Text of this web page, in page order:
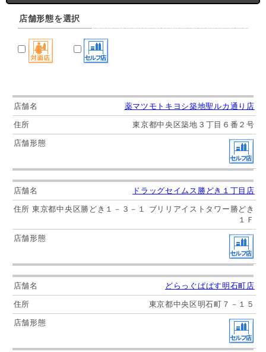
店舗形態を選択
薬マツモトキヨシ築地聖ルカ通り店
東京都中央区築地３丁目６番２号
ドラッグセイムス勝どき１丁目店
東京都中央区勝どき１－３－１ ブリリアイストタワー勝どき
１Ｆ
どらっぐぱぱす明石町店
東京都中央区明石町７－１５